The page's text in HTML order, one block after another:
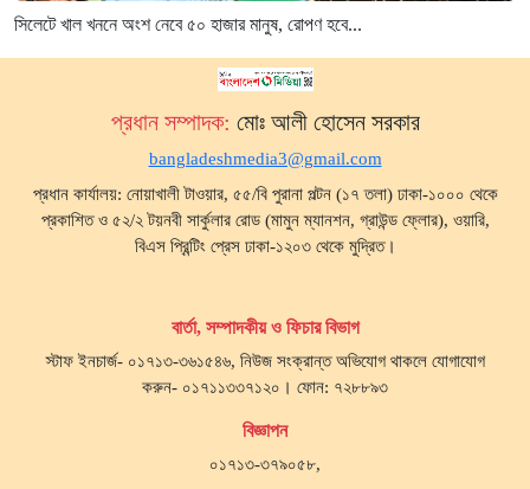
সিলেটে খাল খননে অংশ নেবে ৫০ হাজার মানুষ, রোপণ হবে...
প্রধান সম্পাদক: মোঃ আলী হোসেন সরকার
bangladeshmedia3@gmail.com
প্রধান কার্যালয়: নোয়াখালী টাওয়ার, ৫৫/বি পুরানা পল্টন (১৭ তলা) ঢাকা-১০০০ থেকে
প্রকাশিত ও ৫২/২ টয়নবী সার্কুলার রোড (মামুন ম্যানশন, গ্রাউন্ড ফ্লোর), ওয়ারি,
বিএস প্রিন্টিং প্রেস ঢাকা-১২০৩ থেকে মুদ্রিত।
বার্তা, সম্পাদকীয় ও ফিচার বিভাগ
স্টাফ ইনচার্জ- ০১৭১৩-৩৬১৫৪৬, নিউজ সংক্রান্ত অভিযোগ থাকলে যোগাযোগ
করুন- ০১৭১১৩৩৭১২০। ফোন: ৭২৮৮৯৩
বিজ্ঞাপন
০১৭১৩-৩৭৯০৫৮,